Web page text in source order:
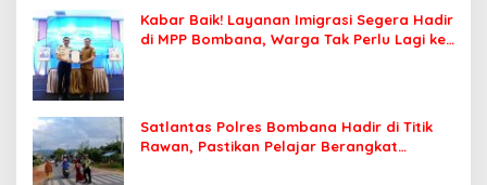
Kabar Baik! Layanan Imigrasi Segera Hadir
di MPP Bombana, Warga Tak Perlu Lagi ke
Satlantas Polres Bombana Hadir di Titik
Rawan, Pastikan Pelajar Berangkat